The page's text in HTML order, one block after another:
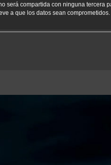
compartida con ninguna tercera
a que los datos sean comprometidos.